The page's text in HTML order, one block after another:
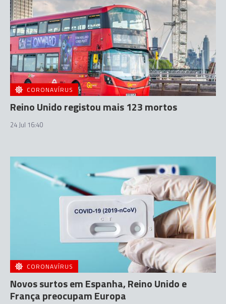
CORONAVÍRUS
Reino Unido registou mais 123 mortos
24 Jul 16:40
CORONAVÍRUS
Novos surtos em Espanha, Reino Unido e
França preocupam Europa